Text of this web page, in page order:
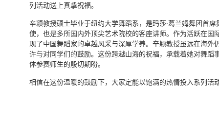
列活动送上真挚祝福。
辛颖教授硕士毕业于纽约大学舞蹈系，是玛莎·葛兰姆舞团首
使，也是多所国内外顶尖艺术院校的客座讲师。作为活跃在
现了中国舞蹈家的卓越风采与深厚学养。辛颖教授虽远在海外
许与对同学们的鼓励。这份跨越山海的祝福，承载着她对舞
体参赛师生的殷切期盼。
相信在这份温暖的鼓励下，大家定能以饱满的热情投入系列